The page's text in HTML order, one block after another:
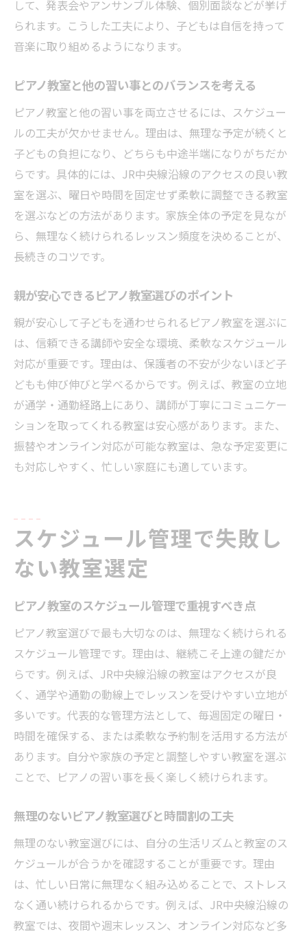
して、発表会やアンサンブル体験、個別面談などが挙げ
られます。こうした工夫により、子どもは自信を持って
音楽に取り組めるようになります。
ピアノ教室と他の習い事とのバランスを考える
ピアノ教室と他の習い事を両立させるには、スケジュー
ルの工夫が欠かせません。理由は、無理な予定が続くと
子どもの負担になり、どちらも中途半端になりがちだか
らです。具体的には、JR中央線沿線のアクセスの良い教
室を選ぶ、曜日や時間を固定せず柔軟に調整できる教室
を選ぶなどの方法があります。家族全体の予定を見なが
ら、無理なく続けられるレッスン頻度を決めることが、
長続きのコツです。
親が安心できるピアノ教室選びのポイント
親が安心して子どもを通わせられるピアノ教室を選ぶに
は、信頼できる講師や安全な環境、柔軟なスケジュール
対応が重要です。理由は、保護者の不安が少ないほど子
どもも伸び伸びと学べるからです。例えば、教室の立地
が通学・通勤経路上にあり、講師が丁寧にコミュニケー
ションを取ってくれる教室は安心感があります。また、
振替やオンライン対応が可能な教室は、急な予定変更に
も対応しやすく、忙しい家庭にも適しています。
スケジュール管理で失敗し
ない教室選定
ピアノ教室のスケジュール管理で重視すべき点
ピアノ教室選びで最も大切なのは、無理なく続けられる
スケジュール管理です。理由は、継続こそ上達の鍵だか
らです。例えば、JR中央線沿線の教室はアクセスが良
く、通学や通勤の動線上でレッスンを受けやすい立地が
多いです。代表的な管理方法として、毎週固定の曜日・
時間を確保する、または柔軟な予約制を活用する方法が
あります。自分や家族の予定と調整しやすい教室を選ぶ
ことで、ピアノの習い事を長く楽しく続けられます。
無理のないピアノ教室選びと時間割の工夫
無理のない教室選びには、自分の生活リズムと教室のス
ケジュールが合うかを確認することが重要です。理由
は、忙しい日常に無理なく組み込めることで、ストレス
なく通い続けられるからです。例えば、JR中央線沿線の
教室では、夜間や週末レッスン、オンライン対応など多